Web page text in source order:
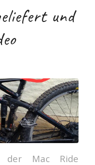
und
der Mac Ride